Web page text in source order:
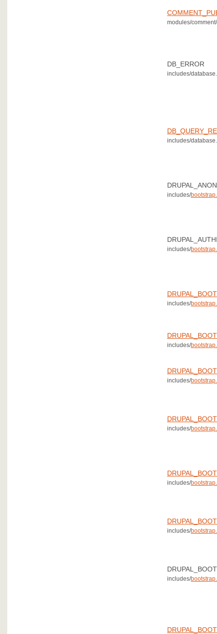
modules/comment/
DB_ERROR
includes/
includes/
includes/
includes/
includes/
includes/
includes/
includes/
includes/
includes/
includes/